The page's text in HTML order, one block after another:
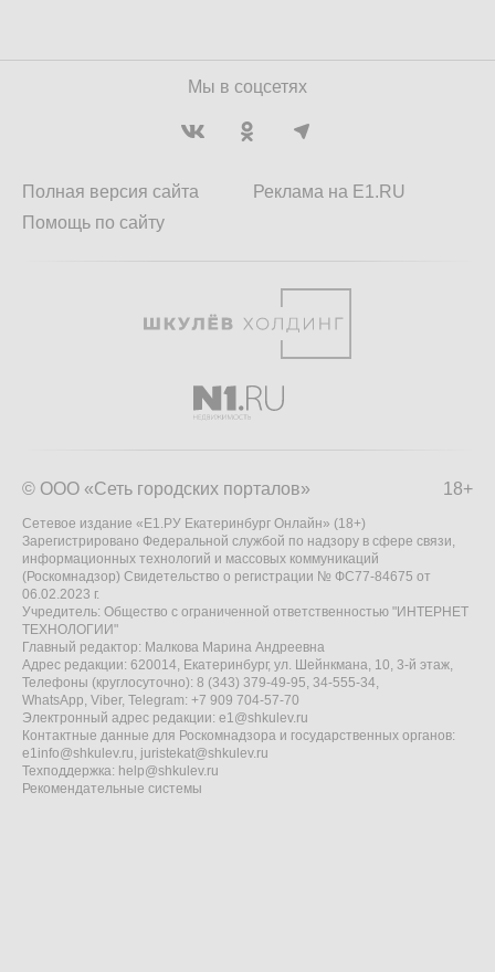
Мы в соцсетях
Полная версия сайта
Помощь по сайту
Реклама на E1.RU
18+
© ООО «Сеть городских порталов»
Сетевое издание «Е1.РУ Екатеринбург Онлайн» (18+)
Зарегистрировано Федеральной службой по надзору в сфере связи,
информационных технологий и массовых коммуникаций
(Роскомнадзор) Свидетельство о регистрации № ФС77-84675 от
06.02.2023 г.
Учредитель: Общество с ограниченной ответственностью "ИНТЕРНЕТ
ТЕХНОЛОГИИ"
Главный редактор: Малкова Марина Андреевна
Адрес редакции: 620014, Екатеринбург, ул. Шейнкмана, 10, 3-й этаж,
Телефоны (круглосуточно): 8 (343) 379-49-95, 34-555-34,
WhatsApp, Viber, Telegram: +7 909 704-57-70
Электронный адрес редакции: e1@shkulev.ru
Контактные данные для Роскомнадзора и государственных органов:
e1info@shkulev.ru, juristekat@shkulev.ru
Техподдержка: help@shkulev.ru
Рекомендательные системы